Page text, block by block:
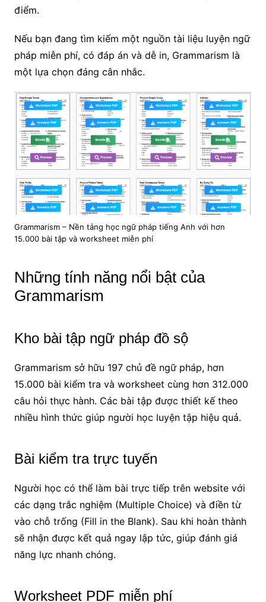
điểm.
Nếu bạn đang tìm kiếm một nguồn tài liệu luyện ngữ
pháp miễn phí, có đáp án và dễ in, Grammarism là
một lựa chọn đáng cân nhắc.
Grammarism – Nền tảng học ngữ pháp tiếng Anh với hơn
15.000 bài tập và worksheet miễn phí
Những tính năng nổi bật của
Grammarism
Kho bài tập ngữ pháp đồ sộ
Grammarism sở hữu 197 chủ đề ngữ pháp, hơn
15.000 bài kiểm tra và worksheet cùng hơn 312.000
câu hỏi thực hành. Các bài tập được thiết kế theo
nhiều hình thức giúp người học luyện tập hiệu quả.
Bài kiểm tra trực tuyến
Người học có thể làm bài trực tiếp trên website với
các dạng trắc nghiệm (Multiple Choice) và điền từ
vào chỗ trống (Fill in the Blank). Sau khi hoàn thành
sẽ nhận được kết quả ngay lập tức, giúp đánh giá
năng lực nhanh chóng.
Worksheet PDF miễn phí